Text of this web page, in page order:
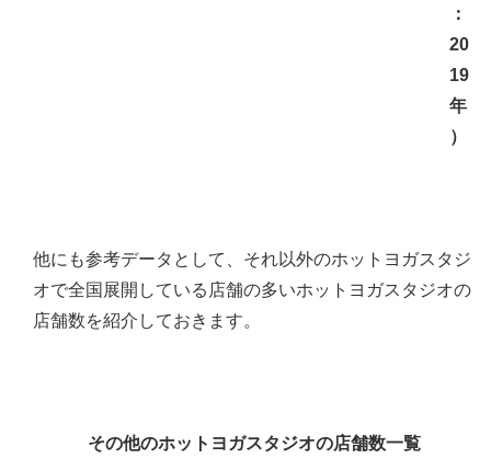
：
20
19
年
）
他にも参考データとして、それ以外のホットヨガスタジ
オで全国展開している店舗の多いホットヨガスタジオの
店舗数を紹介しておきます。
その他のホットヨガスタジオの店舗数一覧